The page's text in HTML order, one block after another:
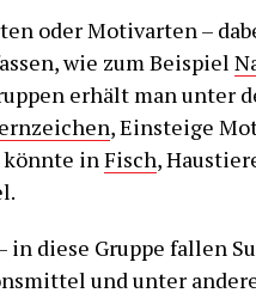
oder Motivarten –
wie zum Beispiel
erhält man unter
, Einsteige
inFisch,
in diese Gruppe fallen
und unter